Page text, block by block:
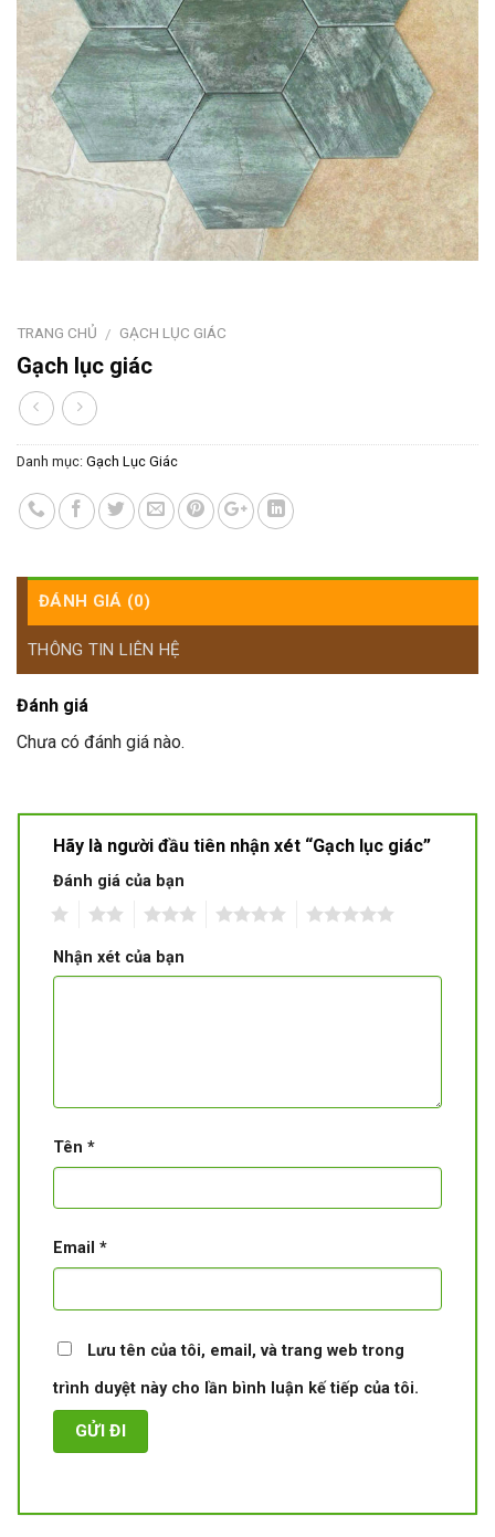
TRANG CHỦ / GẠCH LỤC GIÁC
Gạch lục giác
Danh mục: Gạch Lục Giác
ĐÁNH GIÁ (0)
THÔNG TIN LIÊN HỆ
Đánh giá
Chưa có đánh giá nào.
Hãy là người đầu tiên nhận xét “Gạch lục giác”
Đánh giá của bạn
Nhận xét của bạn
Tên *
Email *
Lưu tên của tôi, email, và trang web trong
trình duyệt này cho lần bình luận kế tiếp của tôi.